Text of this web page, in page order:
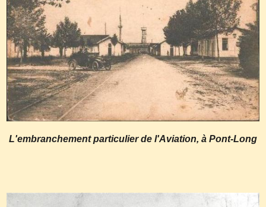
L'embranchement particulier de l'Aviation, à Pont-Long